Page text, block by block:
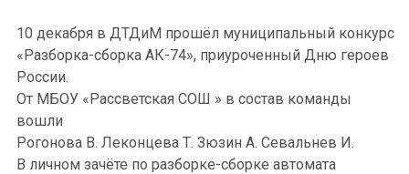
10 декабря в ДТДиМ прошёл муниципальный конкурс
«Разборка-сборка АК-74», приуроченный Дню героев
России.
От МБОУ «Рассветская СОШ » в состав команды
вошли
Рогонова В. Леконцева Т. Зюзин А. Севальнев И.
В личном зачёте по разборке-сборке автомата